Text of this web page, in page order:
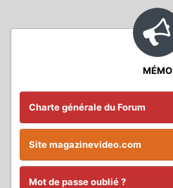
MÉMO
Charte générale du Forum
Site magazinevideo.com
Mot de passe oublié ?